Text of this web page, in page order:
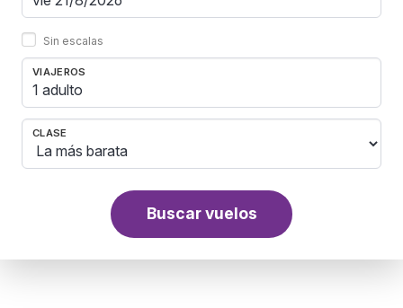
Sin escalas
VIAJEROS
1 adulto
CLASE
Buscar vuelos